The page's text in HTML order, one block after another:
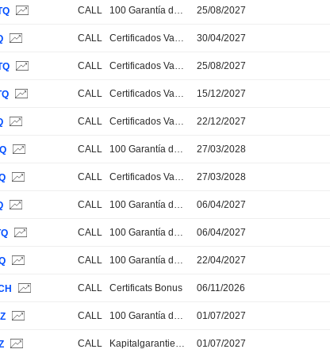
CALL 100 Garantía de Capital 25/08/2027
CALL Certificados Varios 30/04/2027
CALL Certificados Varios 25/08/2027
CALL Certificados Varios 15/12/2027
CALL Certificados Varios 22/12/2027
CALL 100 Garantía de Capital 27/03/2028
CALL Certificados Varios 27/03/2028
CALL 100 Garantía de Capital 06/04/2027
CALL 100 Garantía de Capital 06/04/2027
CALL 100 Garantía de Capital 22/04/2027
CALL Certificats Bonus 06/11/2026
CALL 100 Garantía de Capital 01/07/2027
CALL Kapitalgarantie 100% 01/07/2027